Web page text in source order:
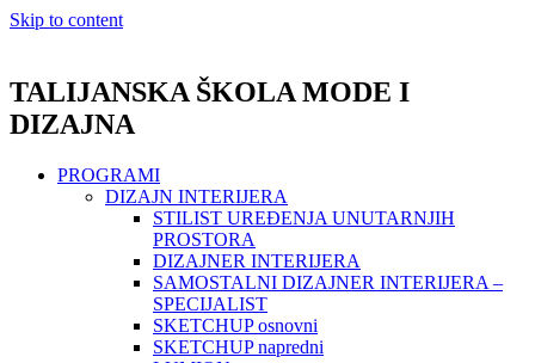
Skip to content
TALIJANSKA ŠKOLA MODE I
DIZAJNA
PROGRAMI
DIZAJN INTERIJERA
STILIST UREĐENJA UNUTARNJIH
PROSTORA
DIZAJNER INTERIJERA
SAMOSTALNI DIZAJNER INTERIJERA –
SPECIJALIST
SKETCHUP osnovni
SKETCHUP napredni